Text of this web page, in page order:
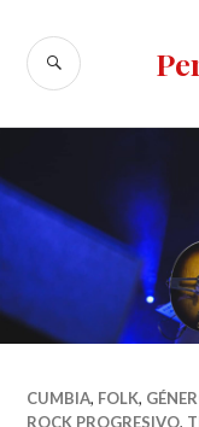
content
SEARCH
CUMBIA, FOLK,
ROCK PROGRESIVO,